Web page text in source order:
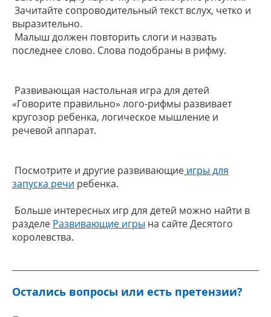
Зачитайте сопроводительный текст вслух, четко и
выразительно.
Малыш должен повторить слоги и назвать
последнее слово. Слова подобраны в рифму.
Развивающая настольная игра для детей
«Говорите правильно» лого-рифмы развивает
кругозор ребенка, логическое мышление и
речевой аппарат.
Посмотрите и другие развивающие игры для
запуска речи ребенка.
Больше интересных игр для детей можно найти в
разделе Развивающие игры на сайте Десятого
королевства.
Остались вопросы или есть претензии?